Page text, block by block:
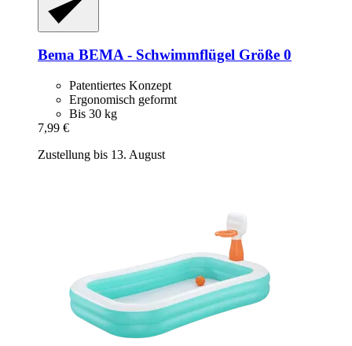
Bema BEMA -​ Schwimmflügel Größe 0
Patentiertes Konzept
Ergonomisch geformt
Bis 30 kg
7,99 €
Zustellung bis 13. August